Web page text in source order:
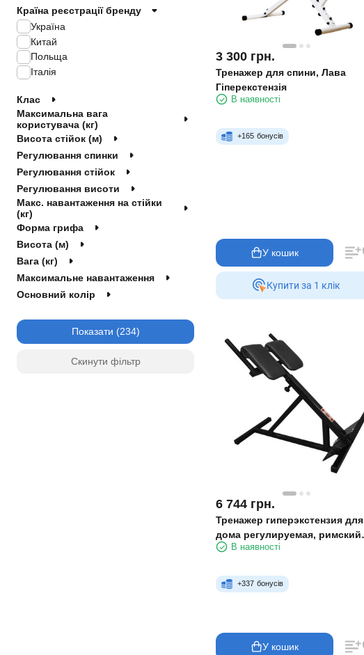
3 300 грн.
Тренажер для спини, Лава
Гіперекстензія
В наявності
+165 бонусів
У кошик
Купити за 1 клiк
6 744 грн.
Тренажер гиперэкстензия для
дома регулируемая, римский
стулВ наявності
+337 бонусів
У кошик
Zelart
Other
Zipro
Toorx
BODS
VNK
SportVida
4FIZJO
DelSport
VEVOR
Країна реєстрації бренду
Україна
Китай
Польща
Італія
Клас
Максимальна вага
користувача (кг)
Висота стійок (м)
Регулювання спинки
Регулювання стійок
Регулювання висоти
Макс. навантаження на стійки
(кг)
Форма грифа
Висота (м)
Вага (кг)
Максимальне навантаження
Основний колір
Показати
Скинути фільтр